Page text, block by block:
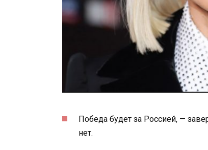
Победа будет за Россией, —
нет.